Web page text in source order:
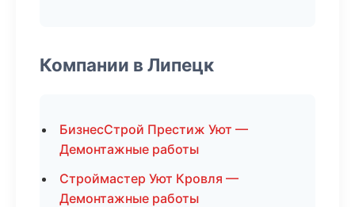
Компании в Липецк
БизнесСтрой Престиж Уют —
Демонтажные работы
Строймастер Уют Кровля —
Демонтажные работы